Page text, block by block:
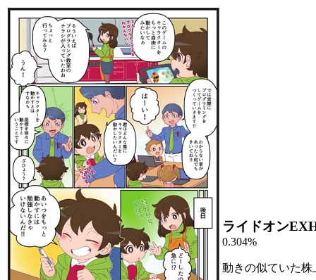
ライドオン
0.304%
動きの似ていた